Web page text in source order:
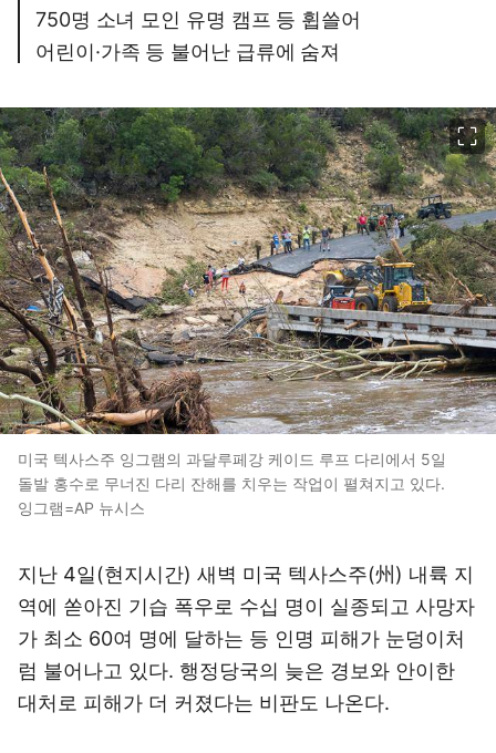
750명 소녀 모인 유명 캠프 등 휩쓸어
어린이·가족 등 불어난 급류에 숨져
미국 텍사스주 잉그램의 과달루페강 케이드 루프 다리에서 5일
돌발 홍수로 무너진 다리 잔해를 치우는 작업이 펼쳐지고 있다.
잉그램=AP 뉴시스
지난 4일(현지시간) 새벽 미국 텍사스주(州) 내륙 지
역에 쏟아진 기습 폭우로 수십 명이 실종되고 사망자
가 최소 60여 명에 달하는 등 인명 피해가 눈덩이처
럼 불어나고 있다. 행정당국의 늦은 경보와 안이한
대처로 피해가 더 커졌다는 비판도 나온다.